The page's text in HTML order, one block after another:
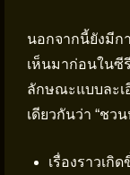
นอกจากนี้ยังมีก
เห็นมาก่อนในซี
ลักษณะแบบละเ
เดียวกันว่า “ชว
เรื่องราวเ